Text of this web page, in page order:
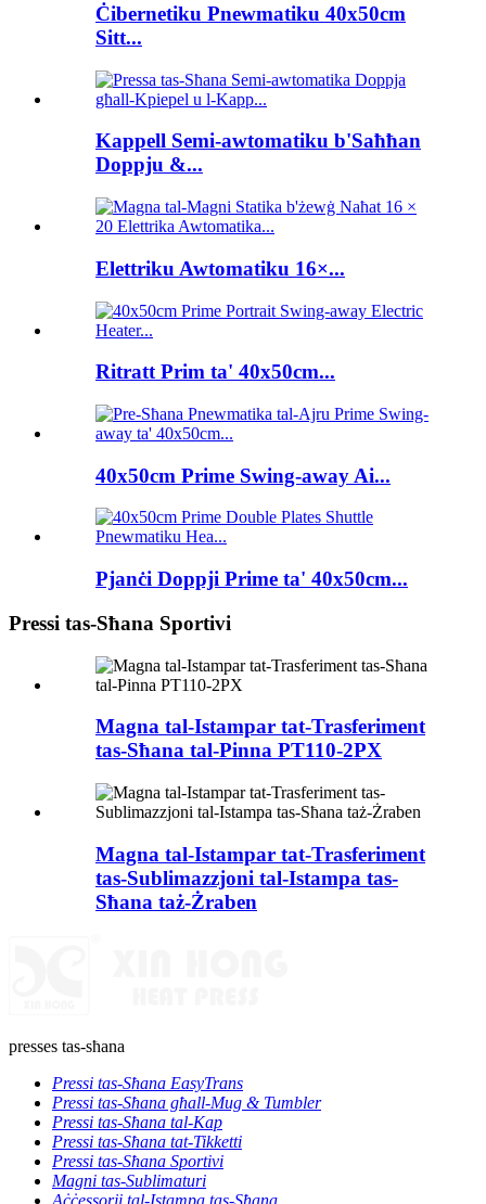
Ċibernetiku Pnewmatiku 40x50cm
Sitt...
Kappell Semi-awtomatiku b'Saħħan
Doppju &...
Elettriku Awtomatiku 16×...
Ritratt Prim ta' 40x50cm...
40x50cm Prime Swing-away Ai...
Pjanċi Doppji Prime ta' 40x50cm...
Pressi tas-Sħana Sportivi
Magna tal-Istampar tat-Trasferiment
tas-Sħana tal-Pinna PT110-2PX
Magna tal-Istampar tat-Trasferiment
tas-Sublimazzjoni tal-Istampa tas-
Sħana taż-Żraben
presses tas-sħana
Pressi tas-Sħana EasyTrans
Pressi tas-Sħana għall-Mug & Tumbler
Pressi tas-Sħana tal-Kap
Pressi tas-Sħana tat-Tikketti
Pressi tas-Sħana Sportivi
Magni tas-Sublimaturi